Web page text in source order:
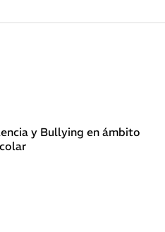
y Bullying en ámbito